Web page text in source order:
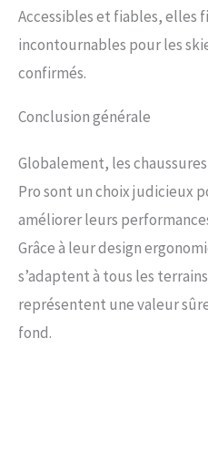
Accessibles et fiables, elles
incontournables pour les
confirmés.
Conclusion générale
Globalement, les
Pro sont un choix judicieux
améliorer leurs
Grâce à leur design
s’adaptent à tous les
représentent une valeur
fond.